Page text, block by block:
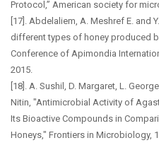
Protocol,” American society for
[17]. Abdelaliem, A. Meshref E. and
different types of honey produced
Conference of Apimondia
2015.
[18]. A. Sushil, D. Margaret, L.
Nitin, "Antimicrobial Activity of
Its Bioactive Compounds in
Honeys," Frontiers in Microbiology,